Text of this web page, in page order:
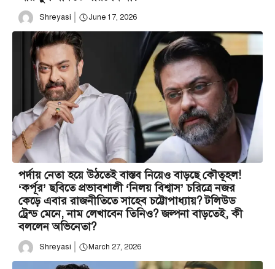
Shreyasi June 17, 2026
পর্দায় নেতা হয়ে উঠতেই বাস্তব নিয়েও বাড়ছে কৌতূহল!
‘কর্পূর’ ছবিতে প্রভাবশালী ‘নিলয় বিশ্বাস’ চরিত্রে নজর
কেড়ে এবার রাজনীতিতে সাহেব চট্টোপাধ্যায়? টলিউড
ট্রেন্ড মেনে, নাম লেখাবেন তিনিও? জল্পনা বাড়তেই, কী
বললেন অভিনেতা?
Shreyasi March 27, 2026